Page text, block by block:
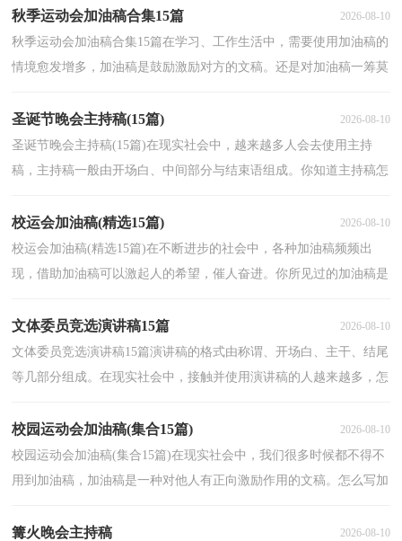
秋季运动会加油稿合集15篇 2026-08-10
秋季运动会加油稿合集15篇在学习、工作生活中，需要使用加油稿的
情境愈发增多，加油稿是鼓励激励对方的文稿。还是对加油稿一筹莫
圣诞节晚会主持稿(15篇) 2026-08-10
圣诞节晚会主持稿(15篇)在现实社会中，越来越多人会去使用主持
稿，主持稿一般由开场白、中间部分与结束语组成。你知道主持稿怎
校运会加油稿(精选15篇) 2026-08-10
校运会加油稿(精选15篇)在不断进步的社会中，各种加油稿频频出
现，借助加油稿可以激起人的希望，催人奋进。你所见过的加油稿是
文体委员竞选演讲稿15篇 2026-08-10
文体委员竞选演讲稿15篇演讲稿的格式由称谓、开场白、主干、结尾
等几部分组成。在现实社会中，接触并使用演讲稿的人越来越多，怎
校园运动会加油稿(集合15篇) 2026-08-10
校园运动会加油稿(集合15篇)在现实社会中，我们很多时候都不得不
用到加油稿，加油稿是一种对他人有正向激励作用的文稿。怎么写加
篝火晚会主持稿 2026-08-10